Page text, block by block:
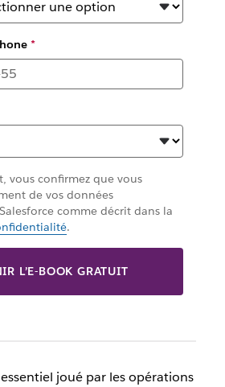
*
vous confirmez que vous
de vos données
comme décrit dans la
.
L’E-BOOK GRATUIT
joué par les opérations